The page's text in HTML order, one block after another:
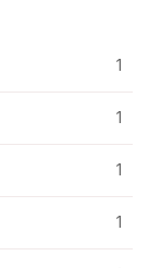
1
1
1
1